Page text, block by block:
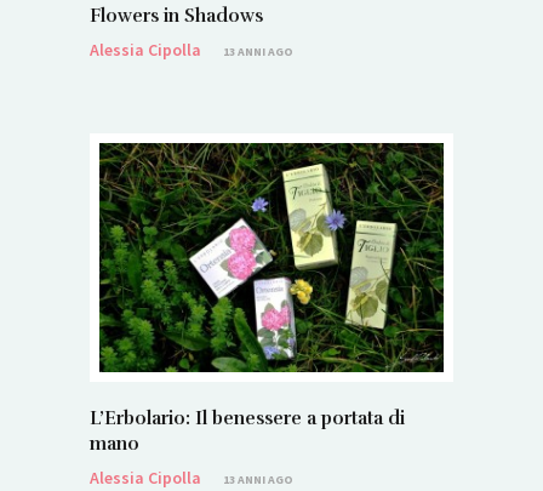
Flowers in Shadows
Alessia Cipolla
13 ANNI AGO
L’Erbolario: Il benessere a portata di
mano
Alessia Cipolla
13 ANNI AGO